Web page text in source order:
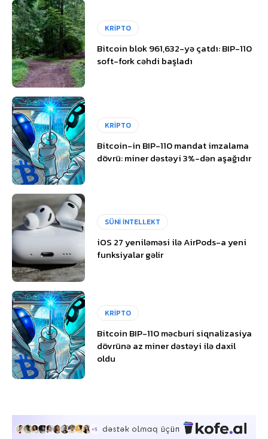
KRİPTO
Bitcoin blok 961,632-yə çatdı: BIP-110
soft-fork cəhdi başladı
KRİPTO
Bitcoin-in BIP-110 mandat imzalama
dövrü: miner dəstəyi 3%-dən aşağıdır
SÜNİ İNTELLEKT
iOS 27 yeniləməsi ilə AirPods-a yeni
funksiyalar gəlir
KRİPTO
Bitcoin BIP-110 məcburi siqnalizasiya
dövrünə az miner dəstəyi ilə daxil
oldu